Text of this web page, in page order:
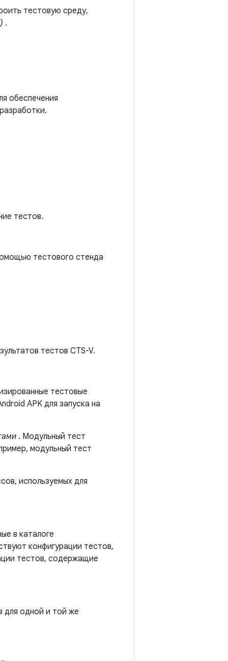
тестовую среду,
.
обеспечения
тестов.
тестового стенда
тестов CTS-V.
тестовые
APK для запуска на
. Модульный тест
модульный тест
используемых для
в каталоге
конфигурации тестов,
тестов, содержащие
для одной и той же